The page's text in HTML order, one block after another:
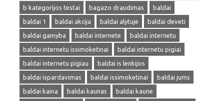
b kategorijos testai
bagazo draudimas
baldai
baldai 1
baldai akcija baldai alytuje
baldai deveti
baldai gamyba
baldai internete
baldai internetu
baldai internetu issimoketinai
baldai internetu pigiai
baldai internetu pigiau
baldai is lenkijos
baldai ispardavimas
baldai issimoketinai
baldai jums
baldai kaina
baldai kaunas
baldai kaune